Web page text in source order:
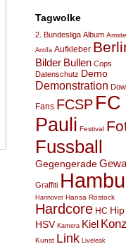
Tagwolke
2. Bundesliga Album
Antifa Aufkleber
Bilder Bullen Cops
Datenschutz Demo
Demonstration
Fans FCSP FC
Pauli Festival
Fussball
Gegengerade
Graffiti
Hannover Hansa Rostock
Hardcore HC
HSV Kamera Kiel
Kunst Link Liveleak